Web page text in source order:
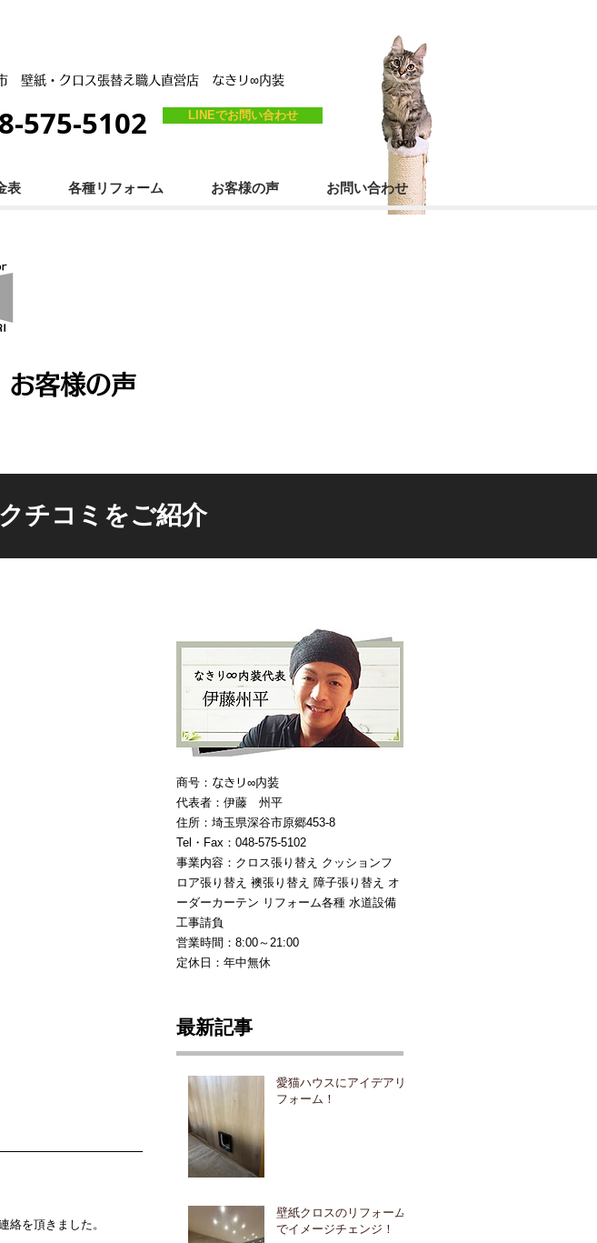
壁紙・クロス張替え職人直営店 なき リ ∞内装
575-5102 LINEでお問い合わせ
表 各種リフォーム お客様の声 お問い合わせ
客様の声
チコミをご紹介
絡を頂きました。
商号： なきリ∞内装
代表者：伊藤 州平
住所：埼玉県深谷市原郷453-8
Tel・Fax：048-575-5102
事業内容：クロス張り替え クッションフ
ロア張り替え 襖張り替え 障子張り替え オ
ーダーカーテン リフォーム各種 水道設備
工事請負
営業時間：8:00～21:00
定休日：年中無休
最新記事
愛猫ハウスにアイデアリ
フォーム！
壁紙クロスのリフォーム
でイメージチェンジ！